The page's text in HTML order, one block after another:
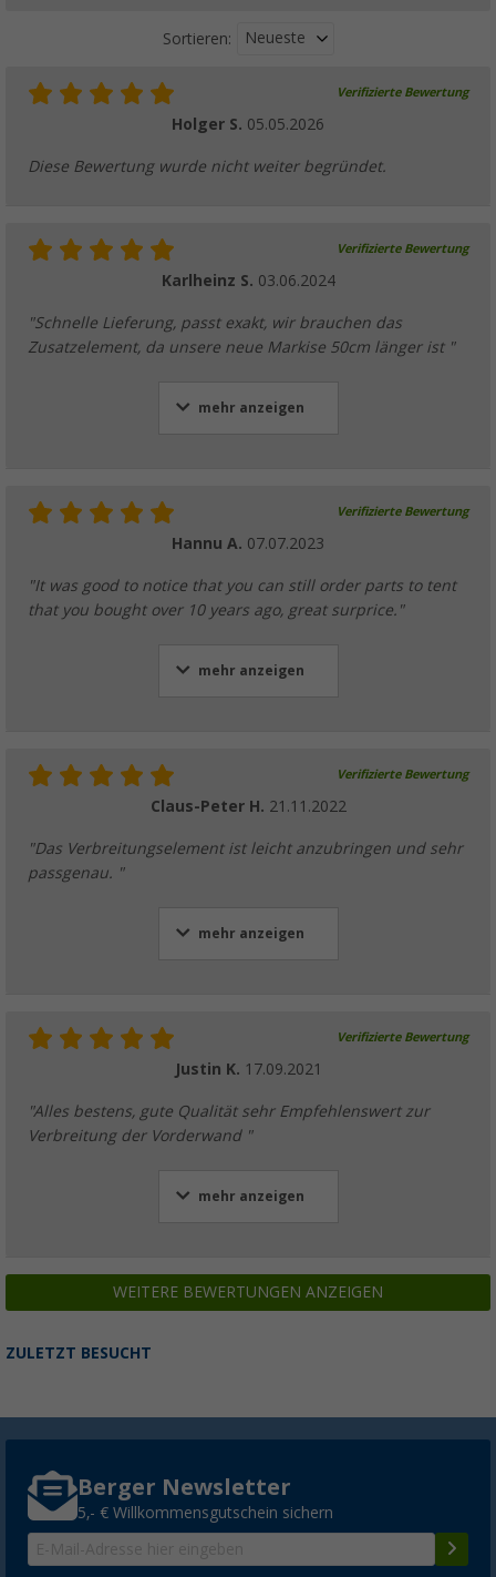
Sortieren: Neueste
Verifizierte Bewertung
Holger S. 05.05.2026
Diese Bewertung wurde nicht weiter begründet.
Verifizierte Bewertung
Karlheinz S. 03.06.2024
"Schnelle Lieferung, passt exakt, wir brauchen das
Zusatzelement, da unsere neue Markise 50cm länger ist "
mehr anzeigen
Verifizierte Bewertung
Hannu A. 07.07.2023
"It was good to notice that you can still order parts to tent
that you bought over 10 years ago, great surprice."
mehr anzeigen
Verifizierte Bewertung
Claus-Peter H. 21.11.2022
"Das Verbreitungselement ist leicht anzubringen und sehr
passgenau. "
mehr anzeigen
Verifizierte Bewertung
Justin K. 17.09.2021
"Alles bestens, gute Qualität sehr Empfehlenswert zur
Verbreitung der Vorderwand "
mehr anzeigen
WEITERE BEWERTUNGEN ANZEIGEN
ZULETZT BESUCHT
Berger Newsletter
5,- € Willkommensgutschein sichern